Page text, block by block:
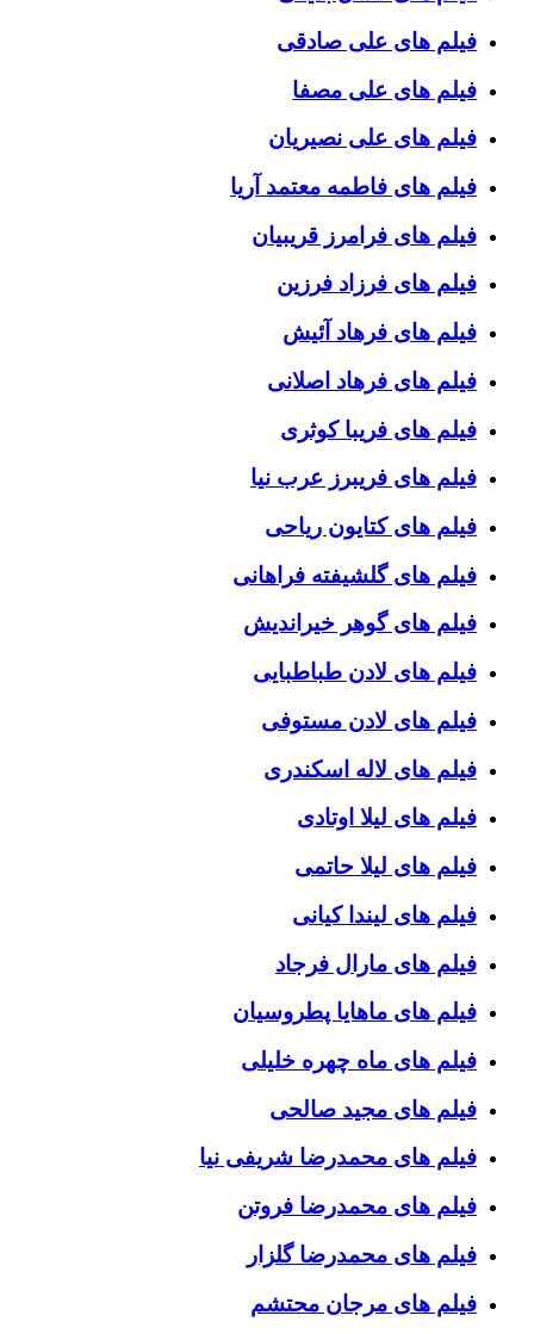
فیلم های علی صادقی
فیلم های علی مصفا
فیلم های علی نصیریان
فیلم های فاطمه معتمد آریا
فیلم های فرامرز قریبیان
فیلم های فرزاد فرزین
فیلم های فرهاد آئیش
فیلم های فرهاد اصلانی
فیلم های فریبا کوثری
فیلم های فریبرز عرب نیا
فیلم های کتایون ریاحی
فیلم های گلشیفته فراهانی
فیلم های گوهر خیراندیش
فیلم های لادن طباطبایی
فیلم های لادن مستوفی
فیلم های لاله اسکندری
فیلم های لیلا اوتادی
فیلم های لیلا حاتمی
فیلم های لیندا کیانی
فیلم های مارال فرجاد
فیلم های ماهایا پطروسیان
فیلم های ماه چهره خلیلی
فیلم های مجید صالحی
فیلم های محمدرضا شریفی نیا
فیلم های محمدرضا فروتن
فیلم های محمدرضا گلزار
فیلم های مرجان محتشم